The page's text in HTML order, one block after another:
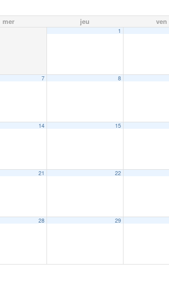
mer jeu ven
1
7 8
14 15
21 22
28 29